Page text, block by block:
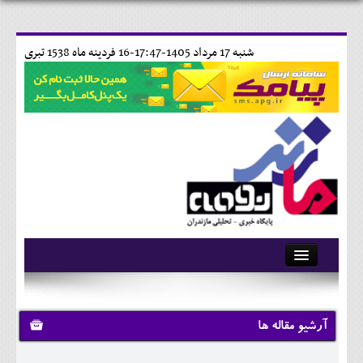
16 فردينه ماه 1538 تبری شنبه 17 مرداد 1405-17:47-
آرشیو
تماس با ما
وبلاگ
آرشیو مقاله ها